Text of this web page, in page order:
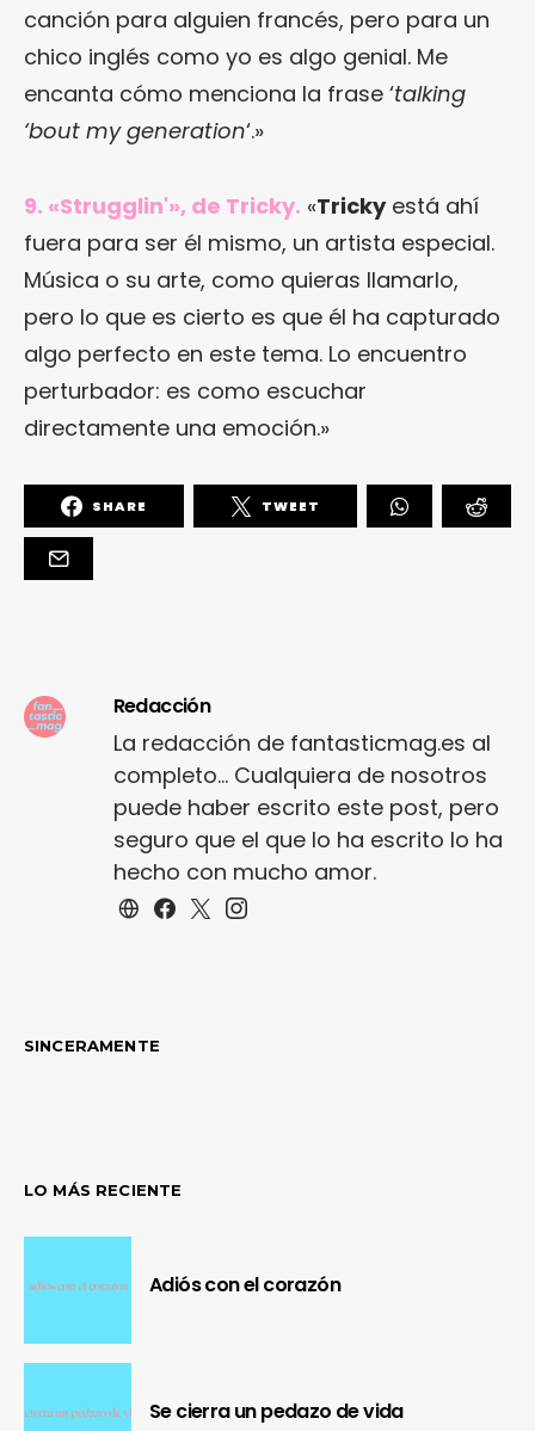
canción para alguien francés, pero para un
chico inglés como yo es algo genial. Me
encanta cómo menciona la frase ‘talking
‘bout my generation‘.»
9. «Strugglin'», de Tricky. «Trickyestá ahí
fuera para ser él mismo, un artista especial.
Música o su arte, como quieras llamarlo,
pero lo que es cierto es que él ha capturado
algo perfecto en este tema. Lo encuentro
perturbador: es como escuchar
directamente una emoción.»
SHARE TWEET
Redacción
La redacción de fantasticmag.es al
completo... Cualquiera de nosotros
puede haber escrito este post, pero
seguro que el que lo ha escrito lo ha
hecho con mucho amor.
SINCERAMENTE
LO MÁS RECIENTE
Adiós con el corazón
Se cierra un pedazo de vida